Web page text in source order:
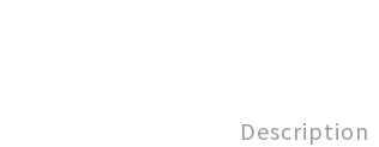
Description